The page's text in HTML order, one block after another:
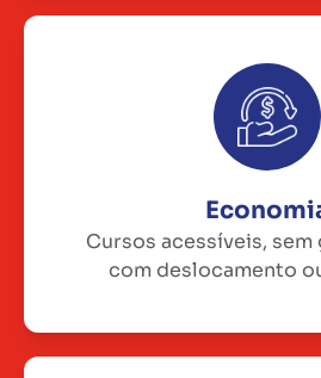
Cursos acessíveis,
com deslocamento